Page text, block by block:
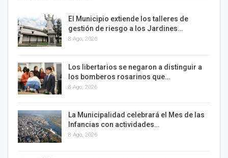
El Municipio extiende los talleres de
gestión de riesgo a los Jardines…
8 Ago, 2026
Los libertarios se negaron a distinguir a
los bomberos rosarinos que…
8 Ago, 2026
La Municipalidad celebrará el Mes de las
Infancias con actividades…
8 Ago, 2026